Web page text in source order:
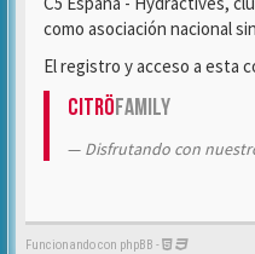
como asociación nacional
El registro y acceso a esta
CitröFamily
Disfrutando con
Funcionando con phpBB -